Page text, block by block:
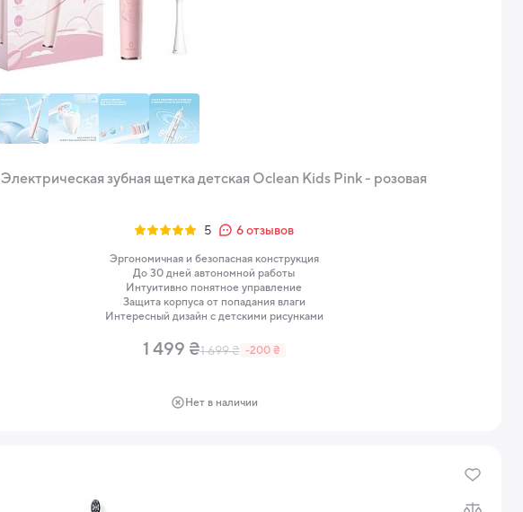
Электрическая зубная щетка детская Oclean Kids Pink - розовая
5 6отзывов
Эргономичная и безопасная конструкция
До 30 дней автономной работы
Интуитивно понятное управление
Защита корпуса от попадания влаги
Интересный дизайн с детскими рисунками
1 499 ₴1 699 ₴ -200 ₴
Нет в наличии